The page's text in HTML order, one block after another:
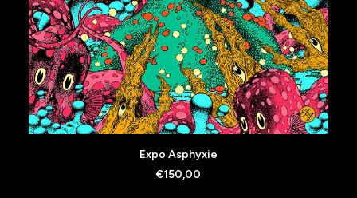
AJOUTER AU PANIER
Expo Asphyxie
€150,00